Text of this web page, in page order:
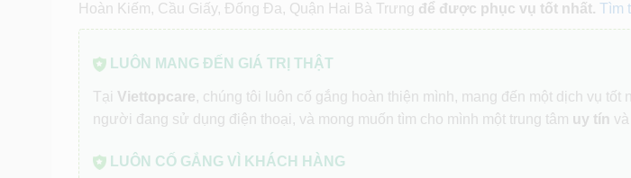
Hoàn Kiếm, Cầu Giấy, Đống Đa, Quận Hai Bà Trưng để được phục vụ tốt nhất. Tìm
LUÔN MANG ĐẾN GIÁ TRỊ THẬT
Tại Viettopcare, chúng tôi luôn cố gắng hoàn thiện mình, mang đến một dịch vụ tốt
người đang sử dụng điện thoại, và mong muốn tìm cho mình một trung tâm uy tín và
LUÔN CỐ GẮNG VÌ KHÁCH HÀNG